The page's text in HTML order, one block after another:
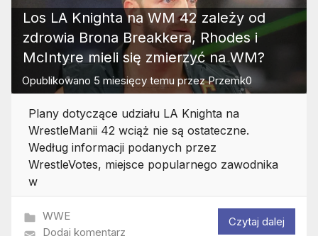
Los LA Knighta na WM 42 zależy od
zdrowia Brona Breakkera, Rhodes i
McIntyre mieli się zmierzyć na WM?
Opublikowano 5 miesięcy temu przezPrzemk0
Plany dotyczące udziału LA Knighta na
WrestleManii 42 wciąż nie są ostateczne.
Według informacji podanych przez
WrestleVotes, miejsce popularnego zawodnika
w
WWE
Dodaj komentarz
Czytaj dalej